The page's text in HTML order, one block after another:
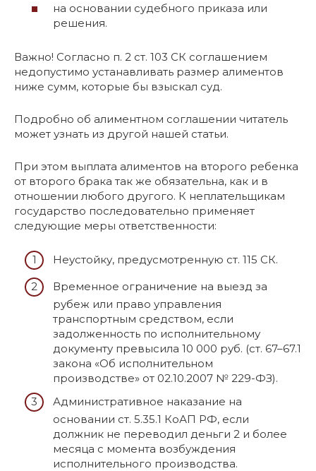
на основании судебного приказа или
решения.
Важно! Согласно п. 2 ст. 103 СК соглашением
недопустимо устанавливать размер алиментов
ниже сумм, которые бы взыскал суд.
Подробно об алиментном соглашении читатель
может узнать из другой нашей статьи.
При этом выплата алиментов на второго ребенка
от второго брака так же обязательна, как и в
отношении любого другого. К неплательщикам
государство последовательно применяет
следующие меры ответственности:
Неустойку, предусмотренную ст. 115 СК.
Временное ограничение на выезд за
рубеж или право управления
транспортным средством, если
задолженность по исполнительному
документу превысила 10 000 руб. (ст. 67–67.1
закона «Об исполнительном
производстве» от 02.10.2007 № 229-ФЗ).
Административное наказание на
основании ст. 5.35.1 КоАП РФ, если
должник не переводил деньги 2 и более
месяца с момента возбуждения
исполнительного производства.